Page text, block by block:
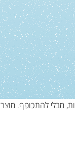
מבלי להתכופף. מוצר